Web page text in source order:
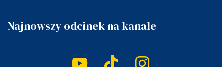
Najnowszy odcinek na kanale